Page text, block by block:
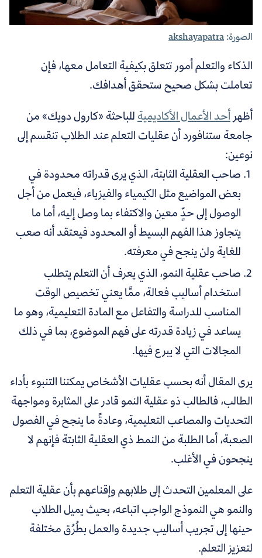
الصورة:akshayapatra
الذكاء والتعلم أمور تتعلق بكيفية التعامل معها، فإن
تعاملت بشكل صحيح ستحقق أهدافك.
أظهرأحد الأعمال الأكاديميةللباحثة «كارول دويك» من
جامعة ستنافورد أن عقليات التعلم عند الطلاب تنقسم إلى
نوعين:
صاحب العقلية الثابتة، الذي يرى قدراته محدودة في
بعض المواضيع مثل الكيمياء والفيزياء، فيعمل من أجل
الوصول إلى حدٍّ معين والاكتفاء بما وصل إليه، أما ما
يتجاوز هذا الفهم البسيط أو المحدود فيعتقد أنه صعب
للغاية ولن ينجح في معرفته.
صاحب عقلية النمو، الذي يعرف أن التعلم يتطلب
استخدام أساليب فعالة، ممَّا يعني تخصيص الوقت
المناسب للدراسة والتفاعل مع المادة التعليمية، وهو ما
يساعد في زيادة قدرته على فهم الموضوع، بما في ذلك
المجالات التي لا يبرع فيها.
يرى المقال أنه بحسب عقليات الأشخاص يمكننا التنبوء بأداء
الطالب، فالطالب ذو عقلية النمو قادر على المثابرة ومواجهة
التحديات والمصاعب التعليمية، وعادةً ما ينجح في الفصول
الصعبة، أما الطلبة من النمط ذي العقلية الثابتة فإنهم لا
ينجحون في الأغلب.
على المعلمين التحدث إلى طلابهم وإقناعهم بأن عقلية التعلم
والنمو هي النموذج الواجب اتباعه، بحيث يميل الطلاب
حينها إلى تجريب أساليب جديدة والعمل بطُرُق مختلفة
لتعزيز التعلم.